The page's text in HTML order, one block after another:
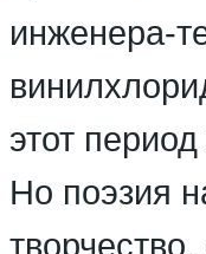
инженера-
этот
Но поэзия